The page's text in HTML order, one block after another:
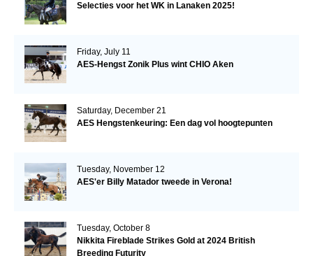
Selecties voor het WK in Lanaken 2025!
Friday, July 11
AES-Hengst Zonik Plus wint CHIO Aken
Saturday, December 21
AES Hengstenkeuring: Een dag vol hoogtepunten
Tuesday, November 12
AES'er Billy Matador tweede in Verona!
Tuesday, October 8
Nikkita Fireblade Strikes Gold at 2024 British
Breeding Futurity